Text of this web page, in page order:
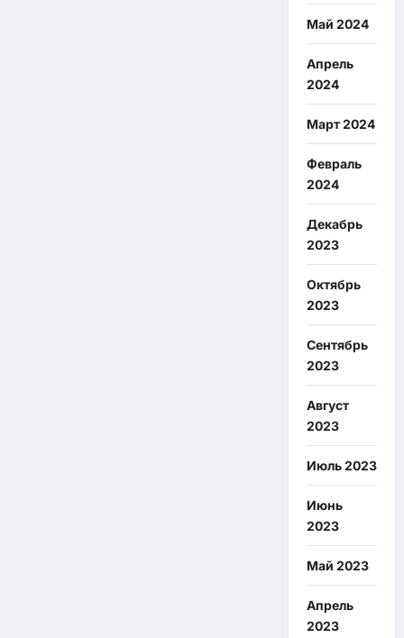
Май 2024
Апрель
2024
Март 2024
Февраль
2024
Декабрь
2023
Октябрь
2023
Сентябрь
2023
Август
2023
Июль 2023
Июнь
2023
Май 2023
Апрель
2023